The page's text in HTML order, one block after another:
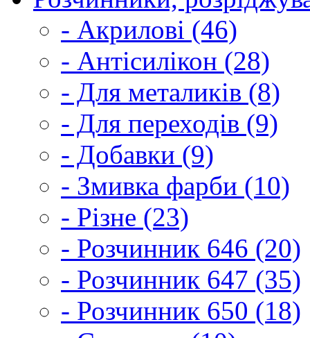
- Акрилові (46)
- Антісилікон (28)
- Для металиків (8)
- Для переходів (9)
- Добавки (9)
- Змивка фарби (10)
- Різне (23)
- Розчинник 646 (20)
- Розчинник 647 (35)
- Розчинник 650 (18)